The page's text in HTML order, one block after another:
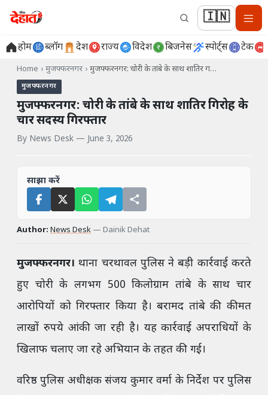
🇮🇳
होम ब्लॉग देश राज्य विदेश बिजनेस स्पोर्ट्स टेक
Home › मुजफ्फरनगर › मुजफ्फरनगर: चोरी के तांबे के साथ शातिर ग…
मुजफ्फरनगर
मुजफ्फरनगर: चोरी के तांबे के साथ शातिर गिरोह के
चार सदस्य गिरफ्तार
By News Desk — June 3, 2026
साझा करें
Author: News Desk — Dainik Dehat
मुजफ्फरनगर। थाना चरथावल पुलिस ने बड़ी कार्रवाई करते
हुए चोरी के लगभग 500 किलोग्राम तांबे के साथ चार
आरोपियों को गिरफ्तार किया है। बरामद तांबे की कीमत
लाखों रुपये आंकी जा रही है। यह कार्रवाई अपराधियों के
खिलाफ चलाए जा रहे अभियान के तहत की गई।
वरिष्ठ पुलिस अधीक्षक संजय कुमार वर्मा के निर्देश पर पुलिस